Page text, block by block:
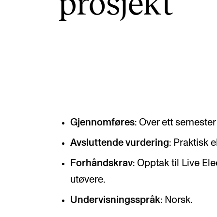
Talentutvikling
Internasjonal strategi
IN.TUNE
Gjennomføres: Over ett semester
Avsluttende vurdering: Praktisk
Forhåndskrav: Opptak til Live
utøvere.
Undervisningsspråk: Norsk.